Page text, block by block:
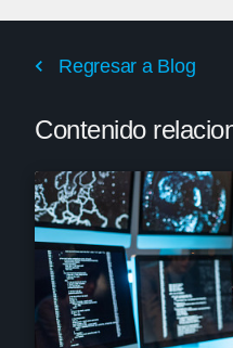
Regresar a Blog
Contenido